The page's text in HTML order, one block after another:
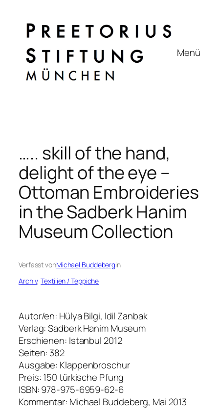
springen
Menü
….. skill of the hand,
delight of the eye –
Ottoman Embroideries
in the Sadberk Hanim
Museum Collection
Verfasst vonMichael Buddebergin
Archiv, Textilien / Teppiche
Autor/en: Hülya Bilgi, Idil Zanbak
Verlag: Sadberk Hanim Museum
Erschienen: Istanbul 2012
Seiten: 382
Ausgabe: Klappenbroschur
Preis: 150 türkische Pfung
ISBN: 978-975-6959-62-6
Kommentar: Michael Buddeberg, Mai 2013